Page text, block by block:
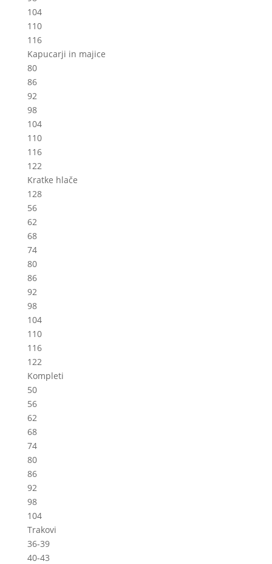
104
110
116
Kapucarji in majice
80
86
92
98
104
110
116
122
Kratke hlače
128
56
62
68
74
80
86
92
98
104
110
116
122
Kompleti
50
56
62
68
74
80
86
92
98
104
Trakovi
36-39
40-43